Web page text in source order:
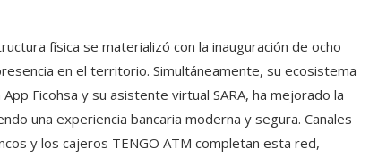
física se materializó con la inauguración de ocho
en el territorio. Simultáneamente, su ecosistema
App Ficohsa y su asistente virtual SARA, ha mejorado la
una experiencia bancaria moderna y segura. Canales
y los cajeros TENGO ATM completan esta red,